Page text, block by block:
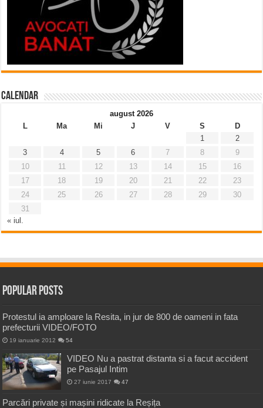
Calendar
august 2026
L
Ma Mi J V S
D
1
2
3
4 5 6 7 8
9
10
11 12 13 14 15
16
17
18 19 20 21 22
23
24
25 26 27 28 29
30
31
« iul.
Popular Posts
Protestul ia amploare la Resita, in jur de 800 de oameni in fata
prefecturii VIDEO/FOTO
19 ianuarie 2012 54
VIDEO Nu a pastrat distanta si a facut accident
pe Pasajul Intim
27 iunie 2017 47
Parcări private și mașini ridicate la Reșița